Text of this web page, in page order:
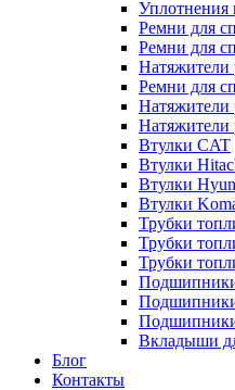
Ремни для
Ремни для
Натяжители
Ремни для
Натяжители
Натяжители
Втулки CAT
Втулки
Втулки
Втулки
Трубки
Трубки
Трубки
Вкладыши
Блог
Контакты